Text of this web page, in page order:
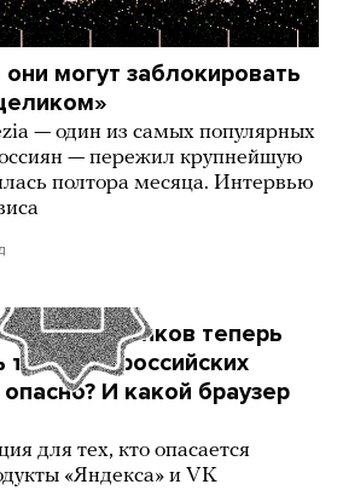
могут заблокировать
— один из самых популярных
— пережил крупнейшую
полтора месяца. Интервью
других банков теперь
в российских
И какой браузер
для тех, кто опасается
«Яндекса» и VK